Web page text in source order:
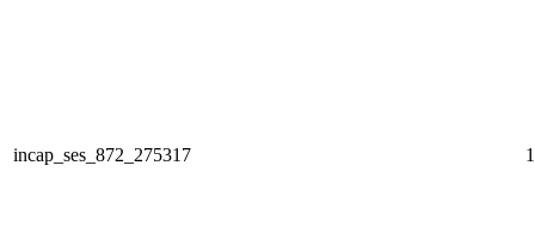
incap_ses_872_275317